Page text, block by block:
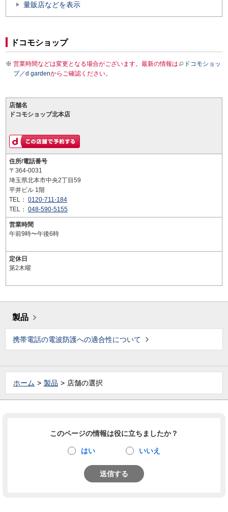
量販店などを表示
ドコモショップ
営業時間などは変更となる場合がございます。最新の情報は
ドコモショッ
プ／d gardenからご確認ください。
店舗名
ドコモショップ北本店
住所/電話番号
〒364-0031
埼玉県北本市中央2丁目59
平井ビル 1階
TEL： 0120-711-184
TEL： 048-590-5155
営業時間
午前9時〜午後6時
定休日
第2木曜
製品
携帯電話の電波防護への適合性について
ホーム 製品 店舗の選択
このページの情報は役に立ちましたか？
はい いいえ
送信する